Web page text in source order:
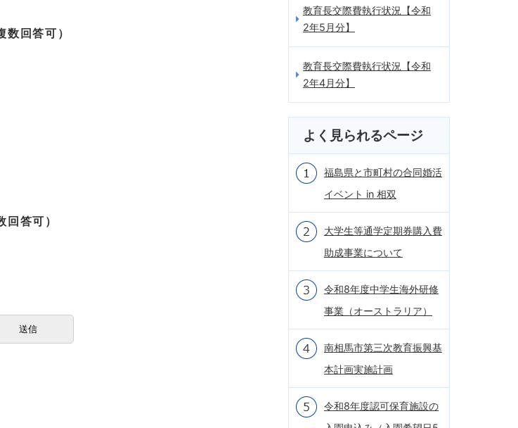
回答可）
答可）
教育長交際費執行状況【令和
2年5月分】
教育長交際費執行状況【令和
2年4月分】
よく見られるページ
福島県と市町村の合同婚活
イベント in 相双
大学生等通学定期券購入費
助成事業について
令和8年度中学生海外研修
事業（オーストラリア）
南相馬市第三次教育振興基
本計画実施計画
令和8年度認可保育施設の